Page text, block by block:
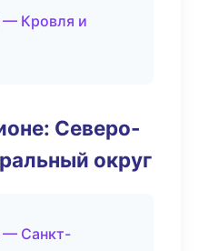
Кровля и
Северо-
округ
— Санкт-